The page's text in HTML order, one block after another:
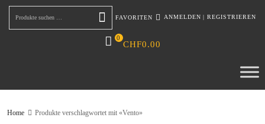
Suchen
FAVORITEN ANMELDEN | REGISTRIEREN
CHF0.00
0
Home Produkte verschlagwortet mit «Vento»